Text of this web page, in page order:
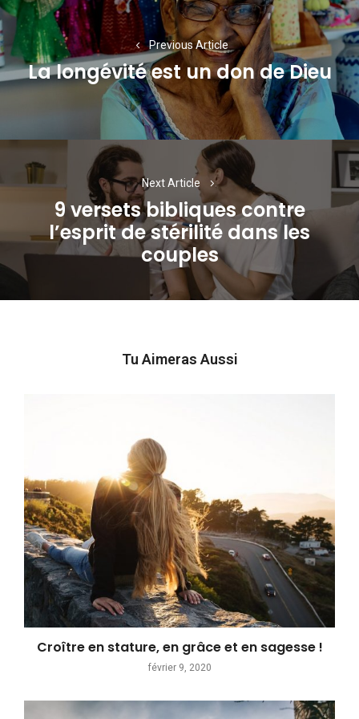
de
l’article
Previous Article
Previous
post:
La longévité est un don de Dieu
Next Article
Next
post:
9 versets bibliques contre
l’esprit de stérilité dans les
couples
Tu Aimeras Aussi
Croître en stature, en grâce et en sagesse !
février 9, 2020